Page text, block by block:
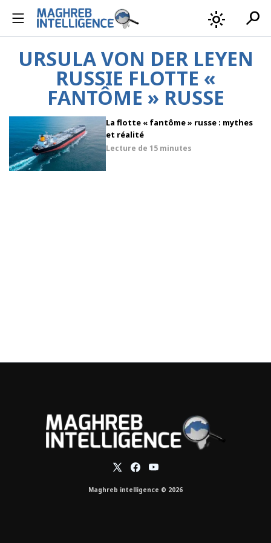
light_mode search
URSULA VON DER LEYEN
RUSSIE FLOTTE «
FANTÔME » RUSSE
La flotte « fantôme » russe : mythes
et réalité
Lecture de 15 minutes
Maghreb intelligence © 2026